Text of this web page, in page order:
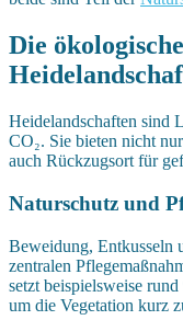
Die
Heidelandschaften sind
CO₂. Sie bieten nicht
auch Rückzugsort für
Naturschutz und
Beweidung, Entkusseln
zentralen
setzt beispielsweise
um die Vegetation kurz